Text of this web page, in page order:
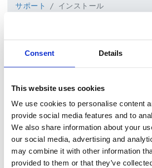
Consent Details
This website uses cookies
We use cookies to personalise content
provide social media features and to
We also share information about your
our social media, advertising and
may combine it with other information
provided to them or that they’ve
サポート インストール
ソフトのインストール方法を教えてく
えてください。
+使用のパソコンが64ビットのWindows
どうかはどのようにしたらわかりますか？
+ PortraitProのプラグイン
+ PortraitPro Bodyのプラグイン